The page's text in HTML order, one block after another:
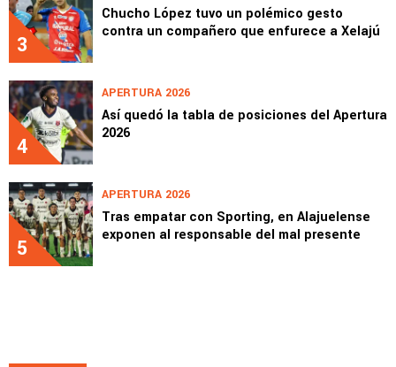
3
Chucho López tuvo un polémico gesto
contra un compañero que enfurece a Xelajú
4
APERTURA 2026
Así quedó la tabla de posiciones del Apertura
2026
5
APERTURA 2026
Tras empatar con Sporting, en Alajuelense
exponen al responsable del mal presente